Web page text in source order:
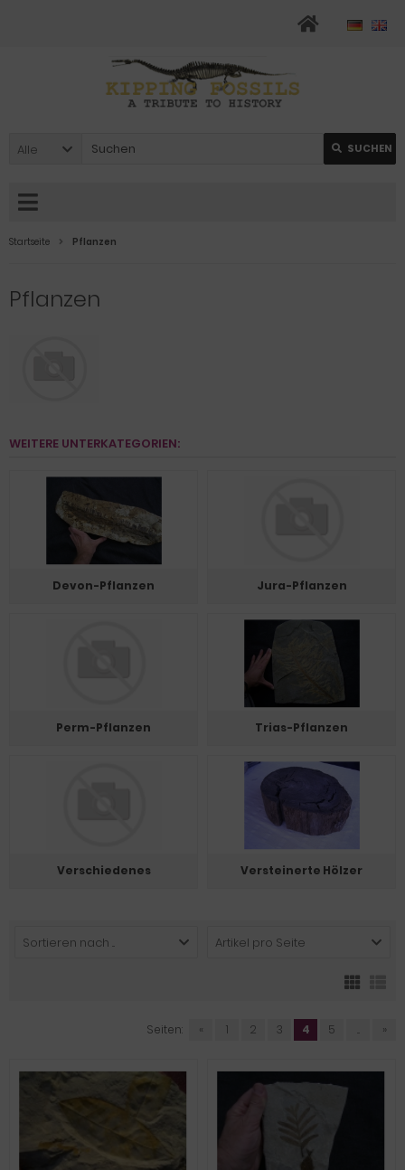
Alle SUCHEN
Startseite Pflanzen
Pflanzen
WEITERE UNTERKATEGORIEN:
Devon-Pflanzen Jura-Pflanzen
Perm-Pflanzen Trias-Pflanzen
Verschiedenes Versteinerte Hölzer
Sortieren nach ... Artikel pro Seite
Seiten: « 1 2 3 4 5 ... »